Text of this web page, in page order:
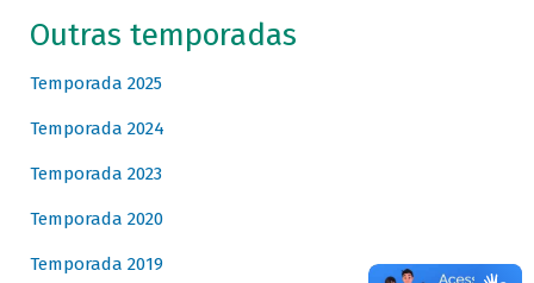
Outras temporadas
Temporada 2025
Temporada 2024
Temporada 2023
Temporada 2020
Temporada 2019